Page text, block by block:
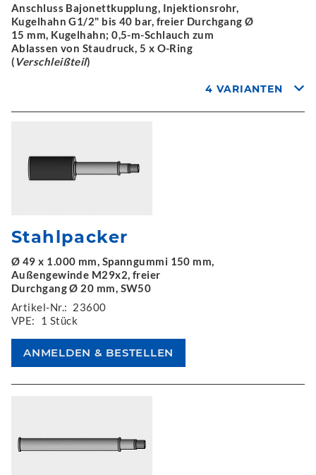
Anschluss Bajonettkupplung, Injektionsrohr,
Kugelhahn G1/2" bis 40 bar, freier Durchgang Ø
15 mm, Kugelhahn; 0,5-m-Schlauch zum
Ablassen von Staudruck, 5 x O-Ring
(Verschleißteil)
4 VARIANTEN
Stahlpacker
Ø 49 x 1.000 mm, Spanngummi 150 mm,
Außengewinde M29x2, freier
Durchgang Ø 20 mm, SW50
Artikel-Nr.: 23600
VPE:
1 Stück